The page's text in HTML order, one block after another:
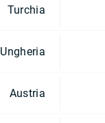
Turchia
Ungheria
Austria